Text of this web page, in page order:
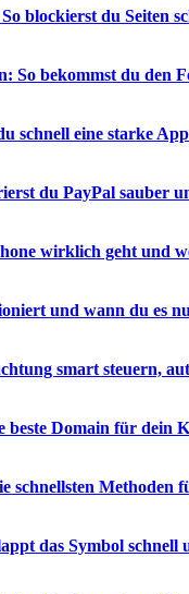
blockierst du Seiten
So bekommst du den
schnell eine starke
du PayPal sauber
wirklich geht und
und wann du es
smart steuern,
beste Domain für dein
schnellsten Methoden
das Symbol schnell